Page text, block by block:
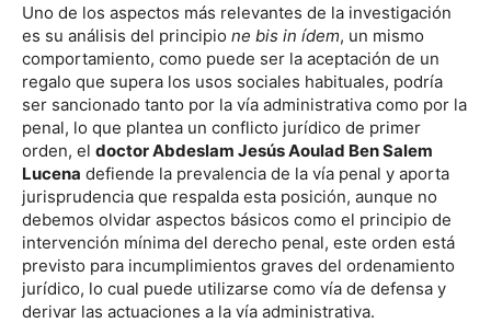
Uno de los aspectos más relevantes de la investigación
es su análisis del principio ne bis in ídem, un mismo
comportamiento, como puede ser la aceptación de un
regalo que supera los usos sociales habituales, podría
ser sancionado tanto por la vía administrativa como por la
penal, lo que plantea un conflicto jurídico de primer
orden, el doctor Abdeslam Jesús Aoulad Ben Salem
Lucena defiende la prevalencia de la vía penal y aporta
jurisprudencia que respalda esta posición, aunque no
debemos olvidar aspectos básicos como el principio de
intervención mínima del derecho penal, este orden está
previsto para incumplimientos graves del ordenamiento
jurídico, lo cual puede utilizarse como vía de defensa y
derivar las actuaciones a la vía administrativa.